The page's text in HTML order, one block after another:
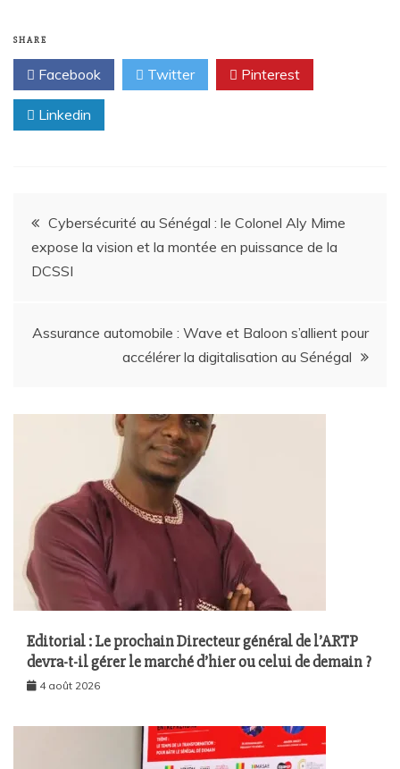
SHARE
Facebook Twitter Pinterest
Linkedin
Cybersécurité au Sénégal : le Colonel Aly Mime
expose la vision et la montée en puissance de la
DCSSI
Assurance automobile : Wave et Baloon s’allient pour
accélérer la digitalisation au Sénégal
Editorial : Le prochain Directeur général de l’ARTP
devra-t-il gérer le marché d’hier ou celui de demain ?
4 août 2026